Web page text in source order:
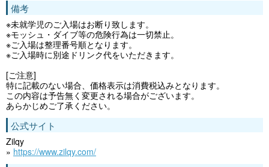
備考
※未就学児のご入場はお断り致します。
※モッシュ・ダイブ等の危険行為は一切禁止。
※ご入場は整理番号順となります。
※ご入場時に別途ドリンク代をいただきます。
[ご注意]
特に記載のない場合、価格表示は消費税込みとなります。
この内容は予告無く変更される場合がございます。
あらかじめご了承ください。
公式サイト
Zilqy
» https://www.zilqy.com/